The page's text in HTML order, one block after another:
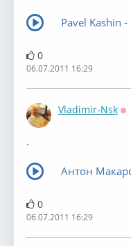
Pavel Kashin
0
06.07.2011 16:29
Vladimir-Nsk
.
Антон
0
06.07.2011 16:29